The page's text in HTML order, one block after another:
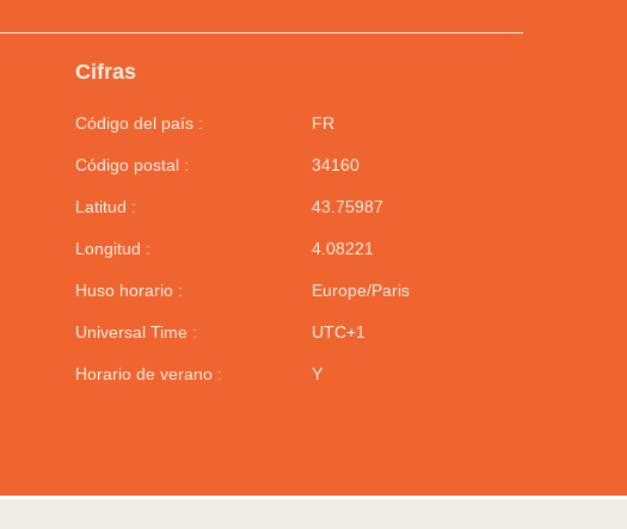
Cifras
Código del país : FR
Código postal : 34160
Latitud : 43.75987
Longitud : 4.08221
Huso horario : Europe/Paris
Universal Time : UTC+1
Horario de verano : Y